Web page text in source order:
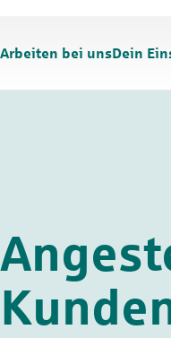
Arbeiten bei unsDein